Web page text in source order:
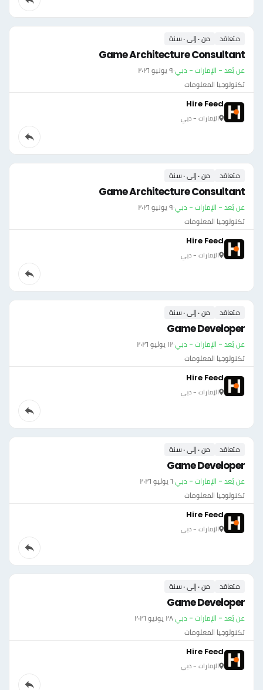
متعاقد من ٠ إلى ٠ سنة
Game Architecture Consultant
عن بُعد - الإمارات - دبي·٩ يونيو ٢٠٢٦
تكنولوجيا المعلومات
Hire Feed
الإمارات - دبي
متعاقد من ٠ إلى ٠ سنة
Game Architecture Consultant
عن بُعد - الإمارات - دبي·٩ يونيو ٢٠٢٦
تكنولوجيا المعلومات
Hire Feed
الإمارات - دبي
متعاقد من ٠ إلى ٠ سنة
Game Developer
عن بُعد - الإمارات - دبي·١٢ يوليو ٢٠٢٦
تكنولوجيا المعلومات
Hire Feed
الإمارات - دبي
متعاقد من ٠ إلى ٠ سنة
Game Developer
عن بُعد - الإمارات - دبي·٦ يوليو ٢٠٢٦
تكنولوجيا المعلومات
Hire Feed
الإمارات - دبي
متعاقد من ٠ إلى ٠ سنة
Game Developer
عن بُعد - الإمارات - دبي·٢٨ يونيو ٢٠٢٦
تكنولوجيا المعلومات
Hire Feed
الإمارات - دبي